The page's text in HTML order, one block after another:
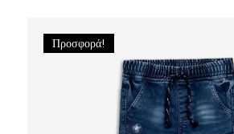
Προσφορά!